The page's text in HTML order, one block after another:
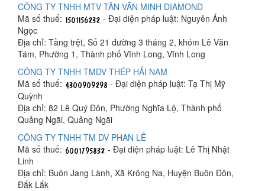
CÔNG TY TNHH MTV TÂN VĂN MINH DIAMOND
Mã số thuế:
- Đại diện pháp luật: Nguyễn Ánh
Ngọc
Địa chỉ: Tầng trệt, Số 21 đường 3 tháng 2, khóm Lê Văn
Tám, Phường 1, Thành phố Vĩnh Long, Vĩnh Long
CÔNG TY TNHH TMDV THÉP HẢI NAM
Mã số thuế:
- Đại diện pháp luật: Tạ Thị Mỹ
Quỳnh
Địa chỉ: 82 Lê Quý Đôn, Phường Nghĩa Lộ, Thành phố
Quảng Ngãi, Quảng Ngãi
CÔNG TY TNHH TM DV PHAN LÊ
Mã số thuế:
- Đại diện pháp luật: Lê Thị Nhật
Linh
Địa chỉ: Buôn Jang Lành, Xã Krông Na, Huyện Buôn Đôn,
Đắk Lắk